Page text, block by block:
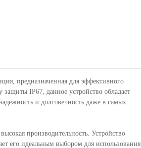
предназначенная для эффективного
IP67, данное устройство обладает
и долговечность даже в самых
производительность. Устройство
его идеальным выбором для использования